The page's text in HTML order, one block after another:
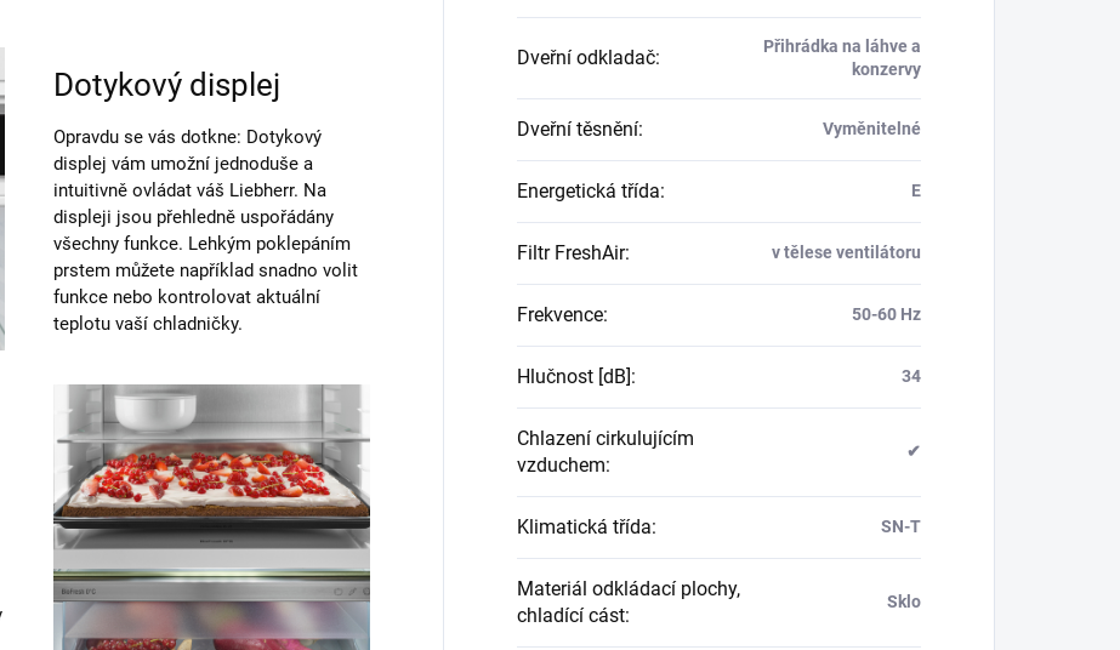
Dotykový displej
Opravdu se vás dotkne: Dotykový
displej vám umožní jednoduše a
intuitivně ovládat váš Liebherr. Na
displeji jsou přehledně uspořádány
všechny funkce. Lehkým poklepáním
prstem můžete například snadno volit
funkce nebo kontrolovat aktuální
teplotu vaší chladničky.
Dveřní odkladač:
Přihrádka na láhve a
konzervy
Dveřní těsnění: Vyměnitelné
Energetická třída: E
Filtr FreshAir: v tělese ventilátoru
Frekvence: 50-60 Hz
Hlučnost [dB]: 34
Chlazení cirkulujícím
vzduchem:
✔
Klimatická třída: SN-T
Materiál odkládací plochy,
chladící cást:
Sklo